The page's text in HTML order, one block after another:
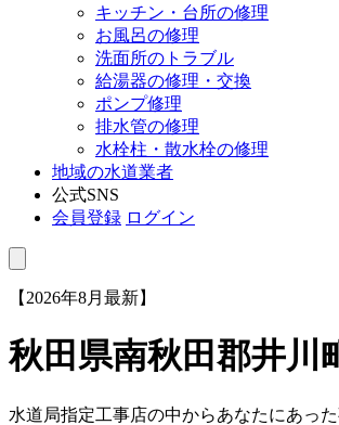
キッチン・台所の修理
お風呂の修理
洗面所のトラブル
給湯器の修理・交換
ポンプ修理
排水管の修理
水栓柱・散水栓の修理
地域の水道業者
公式SNS
会員登録 ログイン
【2026年8月最新】
秋田県南秋田郡井川
水道局指定工事店の中からあなたにあっ